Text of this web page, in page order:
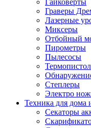
Гайковерты
Граверы
Лазерные
Миксеры
Отбойный
Пирометры
Пылесосы
Степлеры
Электро
Техника для дома
Секаторы